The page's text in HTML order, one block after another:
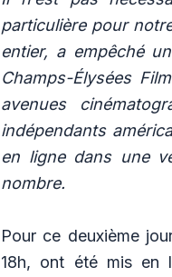
particulière pour
entier, a empêché
Champs-Élysées
avenues
indépendants
en ligne dans une
nombre.
Pour ce deuxième
18h, ont été mis en